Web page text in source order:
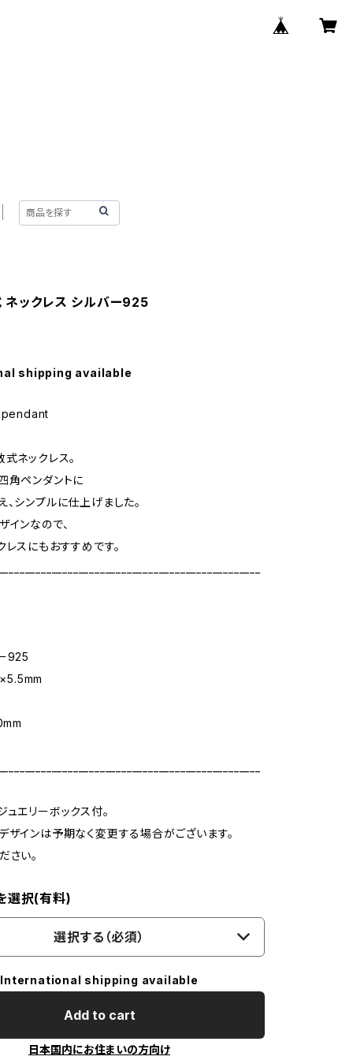
ネックレス シルバー925
shipping available
ネックレス。
角ペンダントに
シンプルに仕上げました。
インなので、
レスにもおすすめです。
925
エリーボックス付。
ザインは予期なく変更する場合がございます。
さい。
選択(有料)
選択する（必須）
International shipping available
Add to cart
日本国内にお住まいの方向け